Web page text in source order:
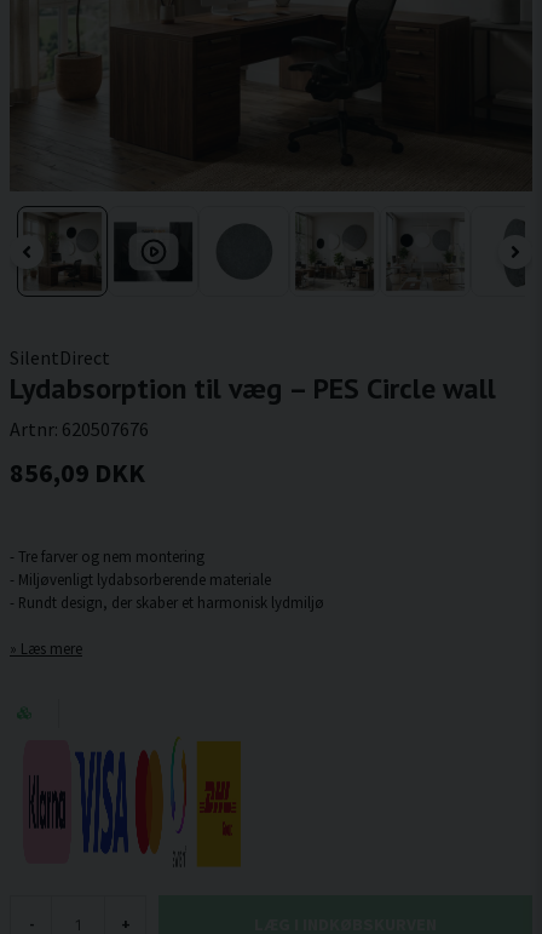
SilentDirect
Lydabsorption til væg – PES Circle wall
Artnr: 620507676
856,09 DKK
- Tre farver og nem montering
- Miljøvenligt lydabsorberende materiale
Læs mere
- +